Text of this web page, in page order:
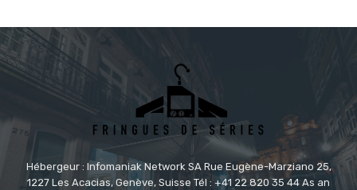
Hébergeur : Infomaniak Network SA Rue Eugène-Marziano 25,
1227 Les Acacias, Genève, Suisse Tél : +41 22 820 35 44 As an